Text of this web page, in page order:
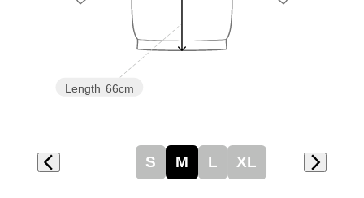
Length 66cm
S M L XL